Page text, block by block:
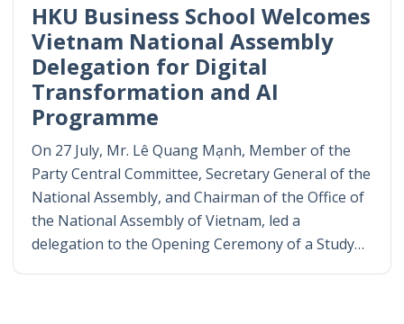
HKU Business School Welcomes
Vietnam National Assembly
Delegation for Digital
Transformation and AI
Programme
On 27 July, Mr. Lê Quang Mạnh, Member of the
Party Central Committee, Secretary General of the
National Assembly, and Chairman of the Office of
the National Assembly of Vietnam, led a
delegation to the Opening Ceremony of a Study…